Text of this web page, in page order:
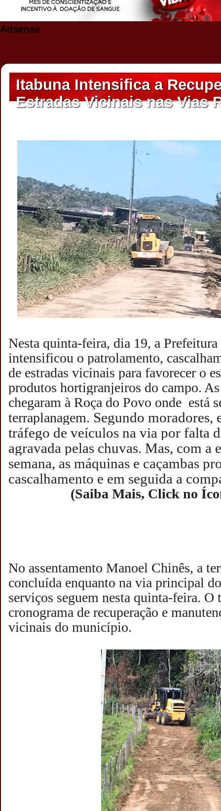
Adsense
Itabuna Intensifica a
Estradas Vicinais nas Vias
Nesta quinta-feira, dia 19, a Prefeitura
intensificou o patrolamento,
de estradas vicinais para favorecer o
produtos hortigranjeiros do campo.
chegaram à Roça do Povo onde está
terraplanagem. Segundo moradores,
tráfego de veículos na via por falta
agravada pelas chuvas. Mas, com a
semana, as máquinas e caçambas
cascalhamento e em seguida a
(Saiba Mais, Click no
No assentamento Manoel Chinês, a
concluída enquanto na via principal
serviços seguem nesta quinta-feira. O
cronograma de recuperação e
vicinais do município.